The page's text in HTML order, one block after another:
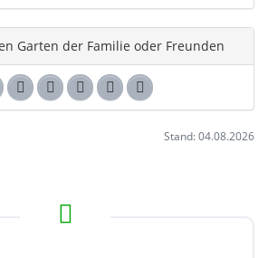
Garten der Familie oder Freunden
Stand: 04.08.2026